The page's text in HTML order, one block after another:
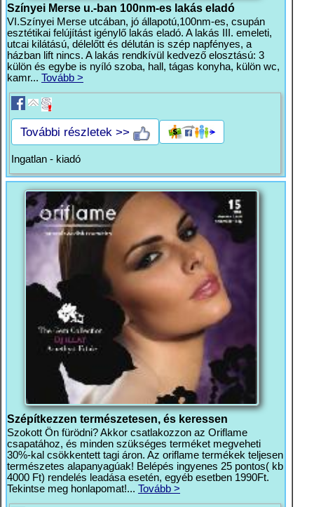
Színyei Merse u.-ban 100nm-es lakás eladó
VI.Színyei Merse utcában, jó állapotú,100nm-es, csupán
esztétikai felújítást igénylő lakás eladó. A lakás III. emeleti,
utcai kilátású, délelőtt és délután is szép napfényes, a
házban lift nincs. A lakás rendkívül kedvező elosztású: 3
külön és egybe is nyíló szoba, hall, tágas konyha, külön wc,
kamr... Tovább >
További részletek >>
Ingatlan - kiadó
Szépítkezzen természetesen, és keressen
Szokott Ön fürödni? Akkor csatlakozzon az Oriflame
csapatához, és minden szükséges terméket megveheti
30%-kal csökkentett tagi áron. Az oriflame termékek teljesen
természetes alapanyagúak! Belépés ingyenes 25 pontos( kb
4000 Ft) rendelés leadása esetén, egyéb esetben 1990Ft.
Tekintse meg honlapomat!... Tovább >